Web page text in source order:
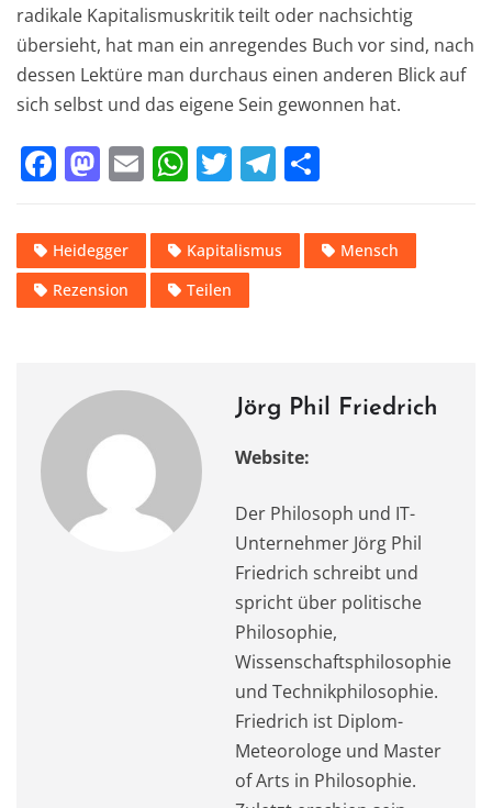
radikale Kapitalismuskritik teilt oder nachsichtig
übersieht, hat man ein anregendes Buch vor sind, nach
dessen Lektüre man durchaus einen anderen Blick auf
sich selbst und das eigene Sein gewonnen hat.
F
c
e
b
k
M
st
o
d
E
ai
l
W
at
s
A
T
it
te
r
T
e
gr
le
n
Heidegger Kapitalismus
Mensch
Rezension
Teilen
Jörg Phil Friedrich
Website:
Der Philosoph und IT-
Unternehmer Jörg Phil
Friedrich schreibt und
spricht über politische
Philosophie,
Wissenschaftsphilosophie
und Technikphilosophie.
Friedrich ist Diplom-
Meteorologe und Master
of Arts in Philosophie.